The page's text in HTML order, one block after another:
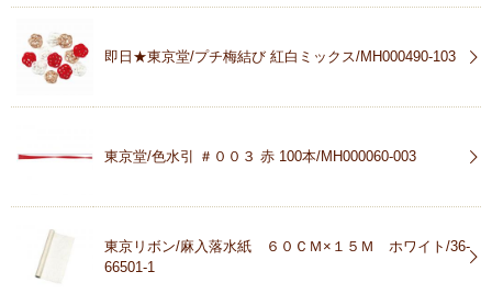
即日★東京堂/プチ梅結び 紅白ミックス/MH000490-103
東京堂/色水引 ＃００３ 赤 100本/MH000060-003
東京リボン/麻入落水紙 ６０ＣＭ×１５Ｍ ホワイト/36-
66501-1